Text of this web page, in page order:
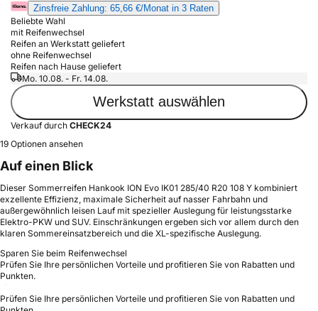
Zinsfreie Zahlung: 65,66 €/Monat in 3 Raten
Beliebte Wahl
mit Reifenwechsel
Reifen an Werkstatt geliefert
ohne Reifenwechsel
Reifen nach Hause geliefert
Mo. 10.08. - Fr. 14.08.
Werkstatt auswählen
Verkauf durch CHECK24
19 Optionen ansehen
Auf einen Blick
Dieser Sommerreifen Hankook ION Evo IK01 285/40 R20 108 Y kombiniert
exzellente Effizienz, maximale Sicherheit auf nasser Fahrbahn und
außergewöhnlich leisen Lauf mit spezieller Auslegung für leistungsstarke
Elektro-PKW und SUV. Einschränkungen ergeben sich vor allem durch den
klaren Sommereinsatzbereich und die XL-spezifische Auslegung.
Sparen Sie beim Reifenwechsel
Prüfen Sie Ihre persönlichen Vorteile und profitieren Sie von Rabatten und
Punkten.
Prüfen Sie Ihre persönlichen Vorteile und profitieren Sie von Rabatten und